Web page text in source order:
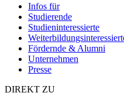
Infos für
Studierende
Studieninteressierte
Fördernde & Alumni
Unternehmen
Presse
DIREKT ZU